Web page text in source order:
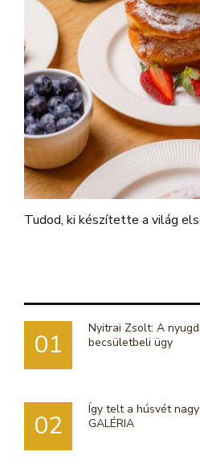
Tudod, ki készítette a világ
01
Nyitrai Zsolt: A
becsületbeli ügy
02
Így telt a húsvét
GALÉRIA